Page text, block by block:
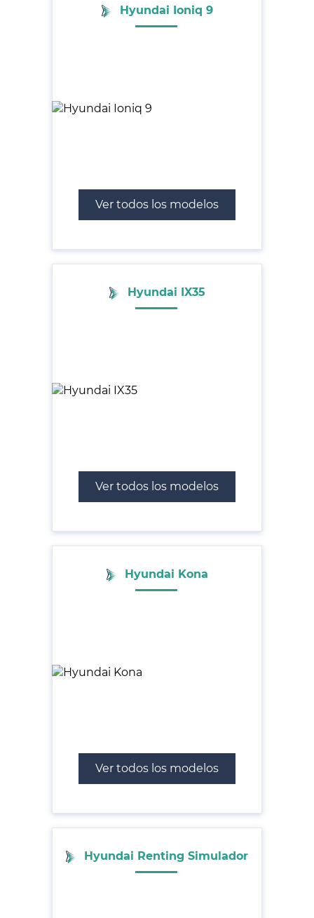
Hyundai Ioniq 9
Ver todos los modelos
Hyundai IX35
Ver todos los modelos
Hyundai Kona
Ver todos los modelos
Hyundai Renting Simulador